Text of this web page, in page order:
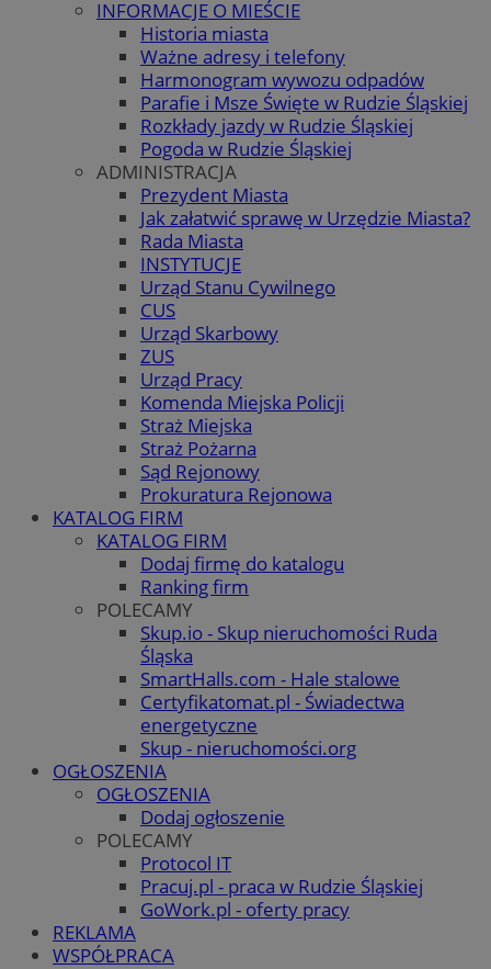
INFORMACJE O MIEŚCIE
Historia miasta
Ważne adresy i telefony
Harmonogram wywozu odpadów
Parafie i Msze Święte w Rudzie Śląskiej
Rozkłady jazdy w Rudzie Śląskiej
Pogoda w Rudzie Śląskiej
ADMINISTRACJA
Prezydent Miasta
Jak załatwić sprawę w Urzędzie Miasta?
Rada Miasta
INSTYTUCJE
Urząd Stanu Cywilnego
CUS
Urząd Skarbowy
ZUS
Urząd Pracy
Komenda Miejska Policji
Straż Miejska
Straż Pożarna
Sąd Rejonowy
Prokuratura Rejonowa
KATALOG FIRM
KATALOG FIRM
Dodaj firmę do katalogu
Ranking firm
POLECAMY
Skup.io - Skup nieruchomości Ruda
Śląska
SmartHalls.com - Hale stalowe
Certyfikatomat.pl - Świadectwa
energetyczne
Skup - nieruchomości.org
OGŁOSZENIA
OGŁOSZENIA
Dodaj ogłoszenie
POLECAMY
Protocol IT
Pracuj.pl - praca w Rudzie Śląskiej
GoWork.pl - oferty pracy
REKLAMA
WSPÓŁPRACA